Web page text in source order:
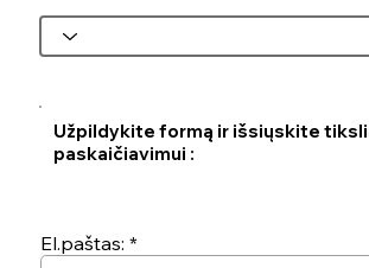
El.paštas:
Užpildykite formą ir išsiųskite
paskaičiavimui :